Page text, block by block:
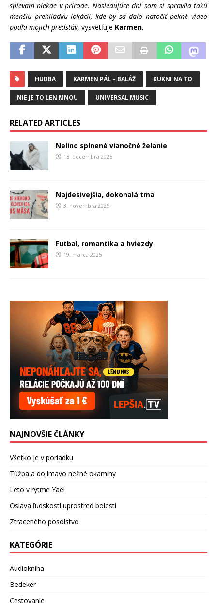
spievam niekde v prírode. Nasledujúce dni som si spravila takú
menšiu prehliadku lokácií, kde by sa dalo natočiť pekné video
podľa mojich predstáv, vysvetľuje Karmen.
HUDBA KARMEN PÁL – BALÁŽ KUKNI NA TO
NIE JE TO LEN MNOU UNIVERSAL MUSIC
RELATED ARTICLES
Nelino splnené vianočné želanie
15. decembra 2025
Najdesivejšia, dokonalá tma
3. novembra 2025
Futbal, romantika a hviezdy
19. marca 2025
NAJNOVŠIE ČLÁNKY
Všetko je v poriadku
Túžba a dojímavo nežné okamihy
Leto v rytme Yael
Oslava ľudskosti uprostred bolesti
Ztraceného posolstvo
KATEGÓRIE
Audiokniha
Bedeker
Cestovanie